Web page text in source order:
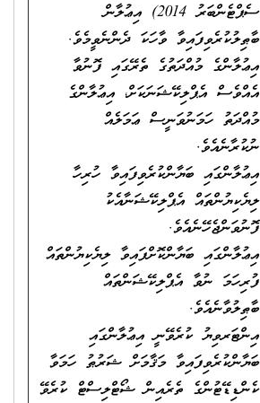
ސެޕްޓެންބަރު 2014) އިޢުލާން
ބާޠިލުކުރެވިފައިވާ ވާހަކަ ދެންނެވީމެވެ.
އިޢުލާންގެ މުއްދަތުގެ ތެރޭގައި ފޮނުވާ
އެއްވެސް އެޕްލިކޭޝަނަކަށް، އިޢުލާންގެ
މުއްދަތު ހަމަނުވަނީސް ޢަމަލެއް
ނުކުރާނެއެވެ.
އިޢުލާންގައި ބަޔާންކުރެވިފައިވާ ހުރިހާ
ލިޔެކިޔުންތައް އެޕްލިކޭޝަނާއެކު
ފޮނުވަންޖެހޭނެއެވެ.
އިޢުލާންގައި ބަޔާންކޮށްފައިވާ ލިޔެކިޔުންތައް
ފުރިހަމަ ނުވާ އެޕްލިކޭޝަންތައް
ބާޠިލުވާނެއެވެ.
އިންޓަރވިޔު ކުރެވޭނީ އިޢުލާންގައި
ބަޔާންކުރެވިފައިވާ މަޤާމަށް ޝަރުޠު ހަމަވާ
ކެންޑިޑޭޓުންގެ ތެރެއިން ޝޯޓްލިސްޓް ކުރެވޭ